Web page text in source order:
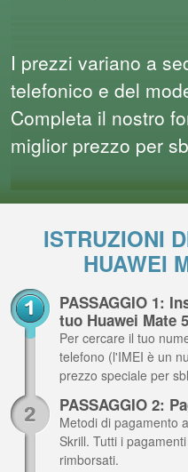
I prezzi variano a
telefonico e del
Completa il nostro
miglior prezzo per
ISTRUZIONI
HUAWEI
PASSAGGIO 1:
tuo Huawei Mate
Per cercare il tuo
telefono (l'IMEI è un
prezzo speciale per
PASSAGGIO 2:
Metodi di pagamento
Skrill. Tutti i
rimborsati.